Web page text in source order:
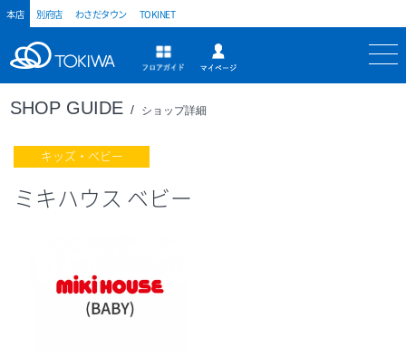
本店 別府店 わさだタウン TOKINET
トキハ フロアガイド
SHOP GUIDE ショップ詳細
ミキハウス ベビー
キッズ・ベビー